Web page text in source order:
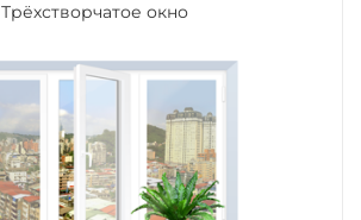
Трёхстворчатое окно